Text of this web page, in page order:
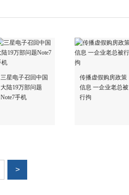
三星电子召回中国
大陆19万部问题
Note7手机
传播虚假购房政策
信息 一企业老总被
行拘
>